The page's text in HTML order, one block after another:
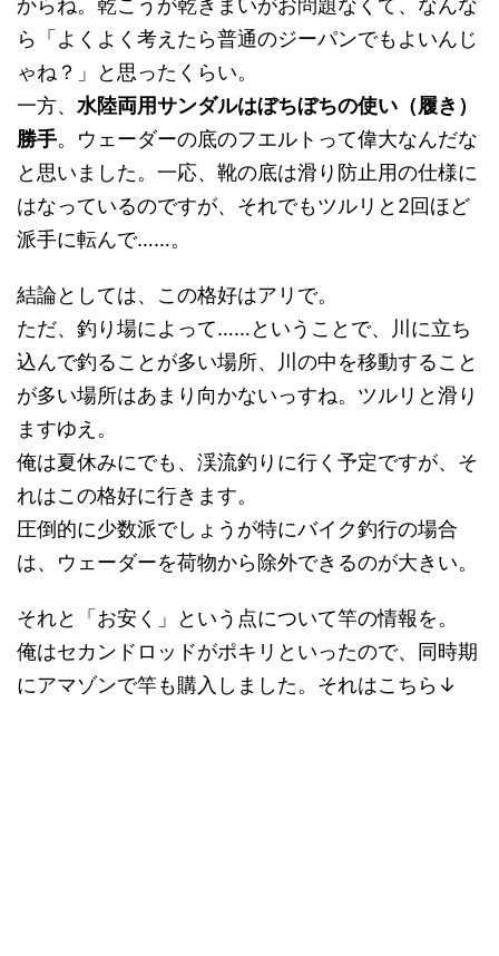
ら「よくよく考えたら普通のジーパンでもよいんじ
ゃね？」と思ったくらい。
一方、 水陸両用サンダルはぼちぼちの使い（履き）
勝手。ウェーダーの底のフエルトって偉大なんだな
と思いました。一応、靴の底は滑り防止用の仕様に
はなっているのですが、それでもツルリと2回ほど
派手に転んで……。
結論としては、この格好はアリで。
ただ、釣り場によって……ということで、川に立ち
込んで釣ることが多い場所、川の中を移動すること
が多い場所はあまり向かないっすね。ツルリと滑り
ますゆえ。
俺は夏休みにでも、渓流釣りに行く予定ですが、そ
れはこの格好に行きます。
圧倒的に少数派でしょうが特にバイク釣行の場合
は、ウェーダーを荷物から除外できるのが大きい。
それと「お安く」という点について竿の情報を。
俺はセカンドロッドがポキリといったので、同時期
にアマゾンで竿も購入しました。それはこちら↓